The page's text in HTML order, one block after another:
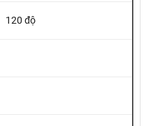
120 độ